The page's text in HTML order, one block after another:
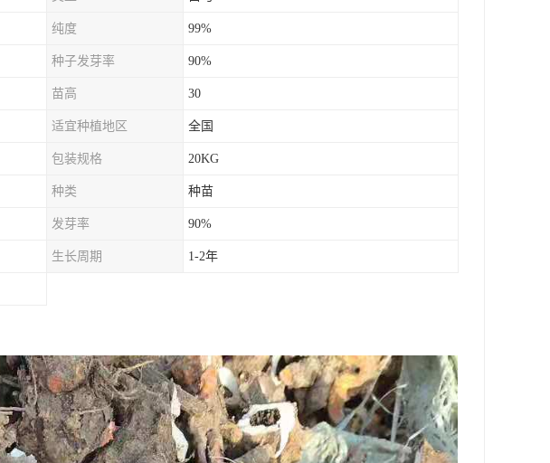
纯度 99%
种子发芽率 90%
苗高 30
适宜种植地区 全国
包装规格 20KG
种类 种苗
发芽率 90%
生长周期 1-2年